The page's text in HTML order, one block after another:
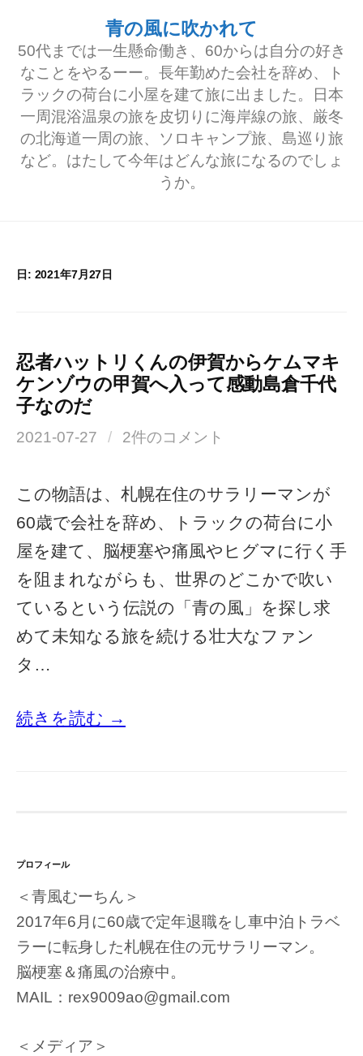
青の風に吹かれて
50代までは一生懸命働き、60からは自分の好き
なことをやるーー。長年勤めた会社を辞め、ト
ラックの荷台に小屋を建て旅に出ました。日本
一周混浴温泉の旅を皮切りに海岸線の旅、厳冬
の北海道一周の旅、ソロキャンプ旅、島巡り旅
など。はたして今年はどんな旅になるのでしょ
うか。
日: 2021年7月27日
忍者ハットリくんの伊賀からケムマキ
ケンゾウの甲賀へ入って感動島倉千代
子なのだ
2021-07-27 / 2件のコメント
この物語は、札幌在住のサラリーマンが
60歳で会社を辞め、トラックの荷台に小
屋を建て、脳梗塞や痛風やヒグマに行く手
を阻まれながらも、世界のどこかで吹い
ているという伝説の「青の風」を探し求
めて未知なる旅を続ける壮大なファン
タ…
続きを読む →
プロフィール
＜青風むーちん＞
2017年6月に60歳で定年退職をし車中泊トラベ
ラーに転身した札幌在住の元サラリーマン。
脳梗塞＆痛風の治療中。
MAIL：rex9009ao@gmail.com
＜メディア＞